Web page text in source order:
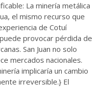
La minería metálica
el mismo recurso que
de Cotuí
provocar pérdida de
San Juan no solo
mercados nacionales.
implicaría un cambio
irreversible.} El